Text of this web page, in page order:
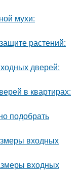
мухи:
растений:
дверей:
в квартирах:
подобрать
входных
входных